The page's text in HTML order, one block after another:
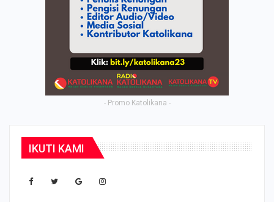
- Promo Katolikana -
IKUTI KAMI